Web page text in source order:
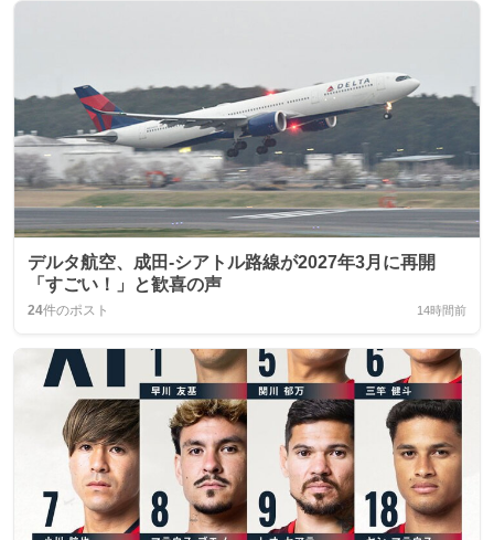
デルタ航空、成田‑シアトル路線が2027年3月に再開
「すごい！」と歓喜の声
24件のポスト 14時間前